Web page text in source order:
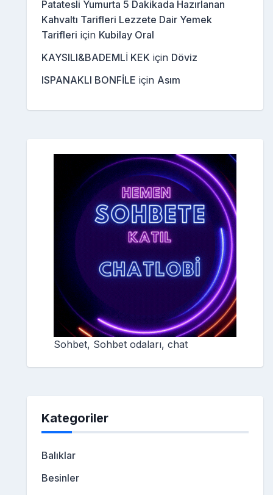
Patatesli Yumurta 5 Dakikada Hazırlanan
Kahvaltı Tarifleri Lezzete Dair Yemek
Tarifleri için Kubilay Oral
KAYSILI&BADEMLİ KEK için Döviz
ISPANAKLI BONFİLE için Asım
Sohbet, Sohbet odaları, chat
Kategoriler
Balıklar
Besinler